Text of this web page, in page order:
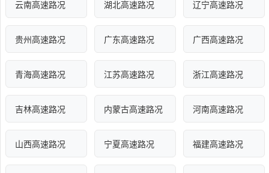
云南高速路况 湖北高速路况 辽宁高速路况
贵州高速路况 广东高速路况 广西高速路况
青海高速路况 江苏高速路况 浙江高速路况
吉林高速路况 内蒙古高速路况 河南高速路况
山西高速路况 宁夏高速路况 福建高速路况